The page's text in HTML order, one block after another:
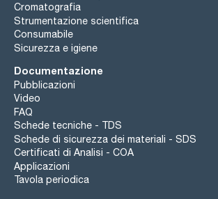
Cromatografia
Strumentazione scientifica
Consumabile
Sicurezza e igiene
Documentazione
Pubblicazioni
Video
FAQ
Schede tecniche - TDS
Schede di sicurezza dei materiali - SDS
Certificati di Analisi - COA
Applicazioni
Tavola periodica